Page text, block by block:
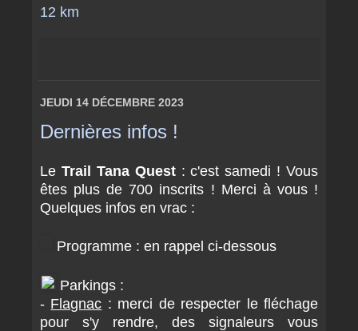
12 km
JEUDI 14 DÉCEMBRE 2023
Dernières infos !
Le Trail Tana Quest: c'est samedi ! Vous
êtes plus de 700 inscrits ! Merci à vous !
Quelques infos en vrac :
Programme : en rappel ci-dessous
Parkings :
- Flagnac : merci de respecter le fléchage
pour s'y rendre, des signaleurs vous